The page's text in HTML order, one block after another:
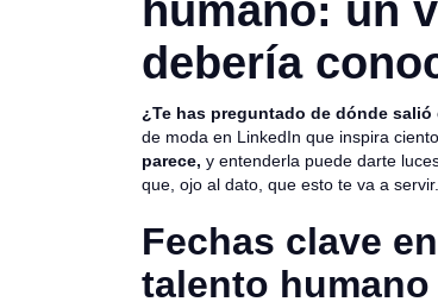
humano: un
debería
¿Te has preguntado de dónde salió
de moda en LinkedIn que inspira
parece, y entenderla puede darte
que, ojo al dato, que esto te va a servir.
Fechas clave
talento humano